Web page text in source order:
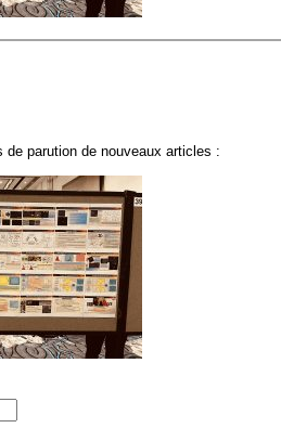
de parution de nouveaux articles :